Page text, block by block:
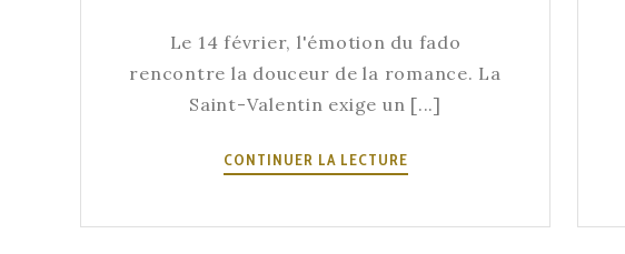
Le 14 février, l'émotion du fado
rencontre la douceur de la romance. La
Saint-Valentin exige un [...]
CONTINUER LA LECTURE14